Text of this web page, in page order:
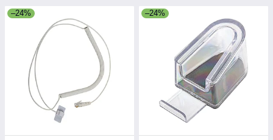
–24% –24%